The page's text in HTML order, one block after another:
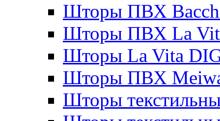
Шторы ПВХ
Шторы ПВХ La
Шторы La Vita
Шторы ПВХ
Шторы